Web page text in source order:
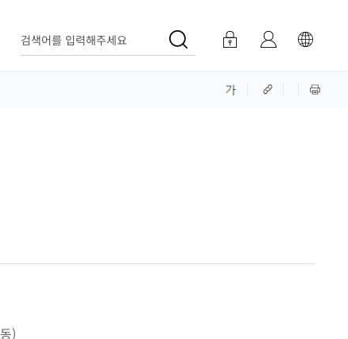
검색어를 입력해주세요
)